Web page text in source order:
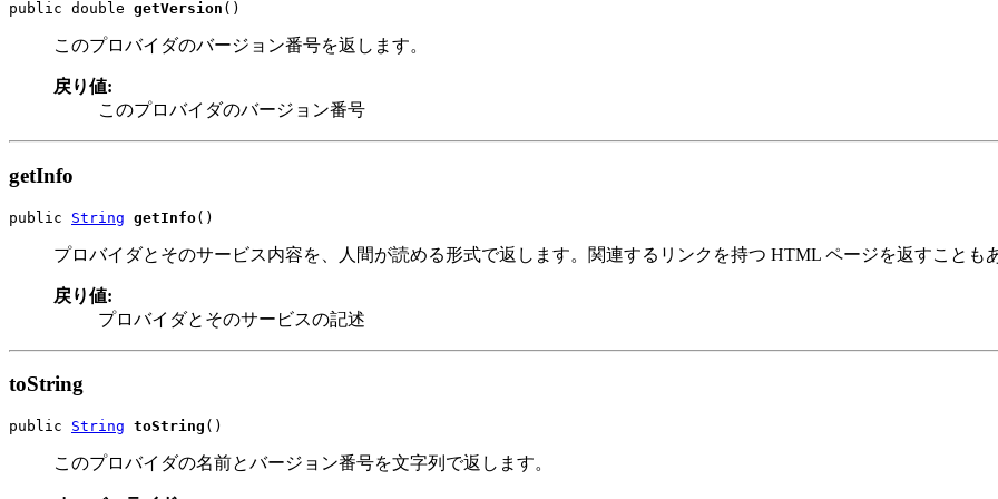
public double getVersion ()
このプロバイダのバージョン番号を返します。
戻り値:
このプロバイダのバージョン番号
getInfo
public String getInfo()
プロバイダとそのサービス内容を、人間が読める形式で返します。関連するリンクを持つ HTML ページを返すことも
戻り値:
プロバイダとそのサービスの記述
toString
public String toString ()
このプロバイダの名前とバージョン番号を文字列で返します。